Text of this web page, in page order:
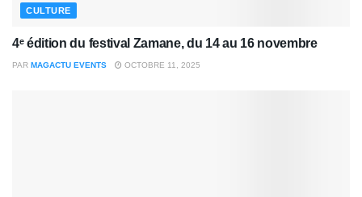
CULTURE
4ᵉ édition du festival Zamane, du 14 au 16 novembre
PAR MAGACTU EVENTS OCTOBRE 11, 2025